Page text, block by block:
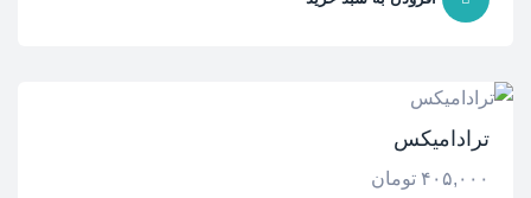
ترادامیکس
۴۰۵,۰۰۰ تومان